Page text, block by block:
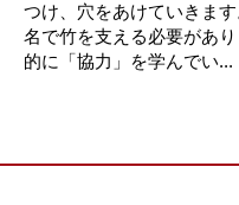
つけ、穴をあけていきま
名で竹を支える必要があ
的に「協力」を学んでい...